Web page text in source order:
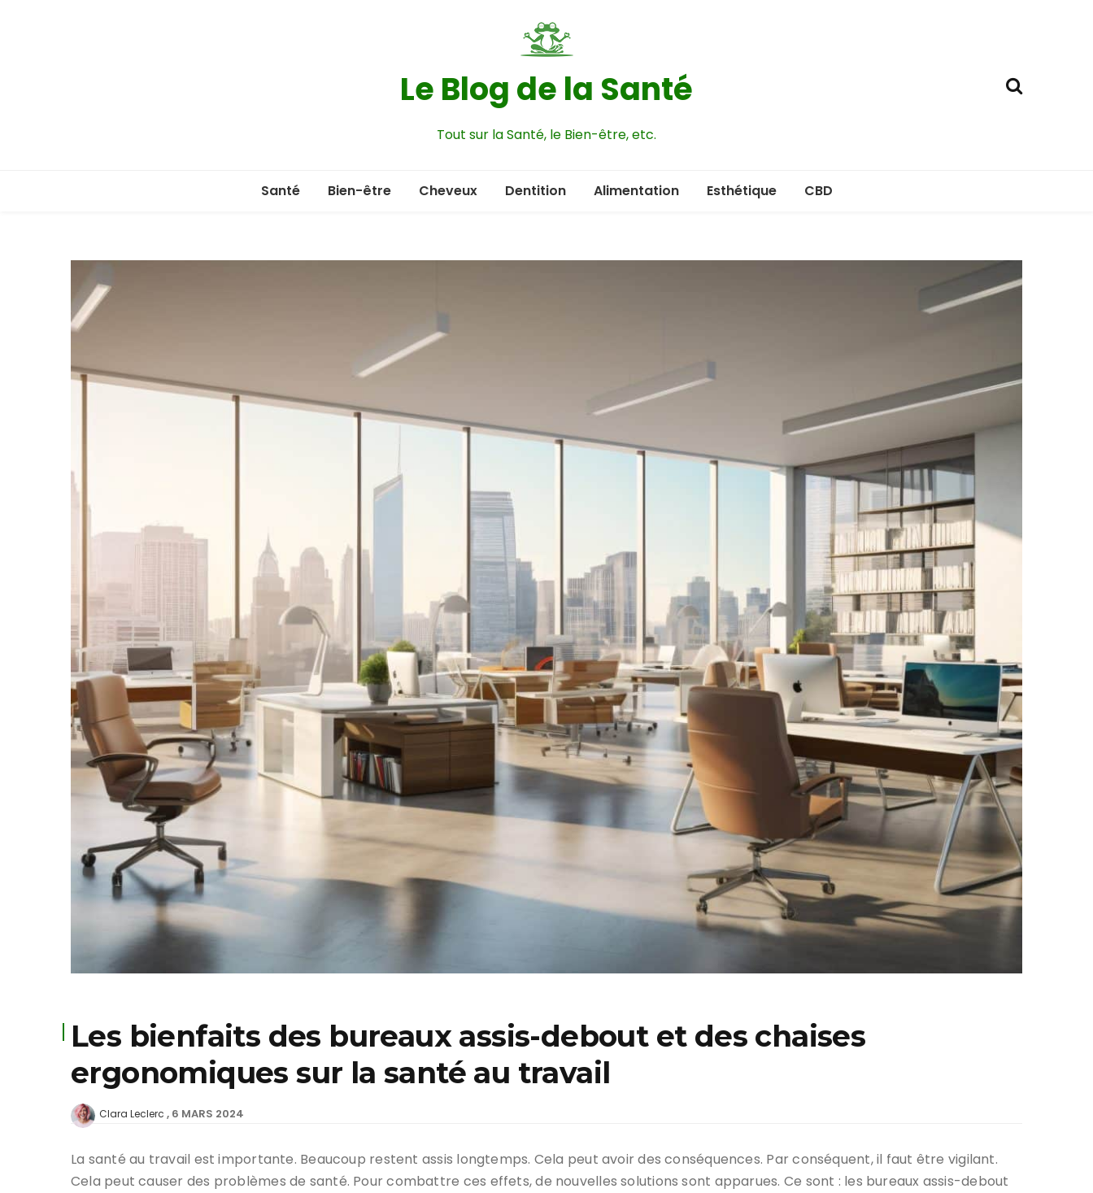
Le Blog de la Santé
Tout sur la Santé, le Bien-être, etc.
Santé Bien-être Cheveux Dentition Alimentation Esthétique CBD
Les bienfaits des bureaux assis-debout et des chaises
ergonomiques sur la santé au travail
Clara Leclerc 6 MARS 2024
La santé au travail est importante. Beaucoup restent assis longtemps. Cela peut avoir des conséquences. Par conséquent, il faut être vigilant.
Cela peut causer des problèmes de santé. Pour combattre ces effets, de nouvelles solutions sont apparues. Ce sont : les bureaux assis-debout